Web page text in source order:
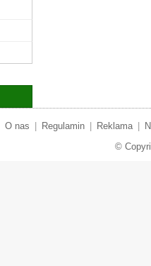
O nas Regulamin Reklama
©